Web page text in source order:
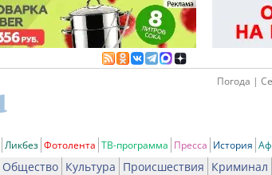
Погода |
Ликбез Фотолента ТВ-программа Пресса История
Общество Культура Происшествия Криминал